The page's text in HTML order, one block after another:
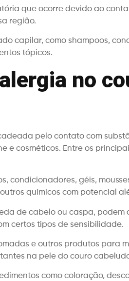
que ocorre devido ao
região.
capilar, como shampoos,
tópicos.
no
pelo contato com
e cosméticos. Entre os
condicionadores, géis,
químicos com potencial
de cabelo ou caspa, podem
certos tipos de sensibilidade.
e outros produtos para
na pele do couro
como coloração,